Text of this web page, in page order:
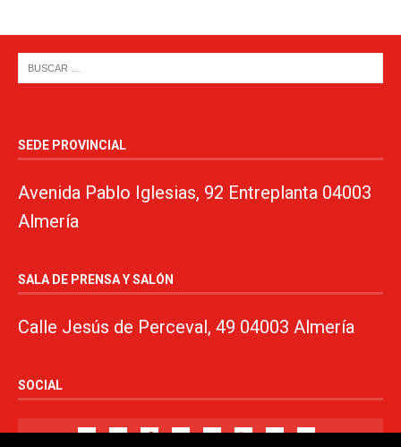
SEDE PROVINCIAL
Avenida Pablo Iglesias, 92 Entreplanta 04003
Almería
SALA DE PRENSA Y SALÓN
Calle Jesús de Perceval, 49 04003 Almería
SOCIAL